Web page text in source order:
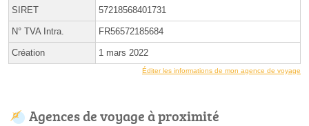
SIRET 57218568401731
N° TVA Intra. FR56572185684
Création 1 mars 2022
Éditer les informations de mon agence de voyage
Agences de voyage à proximité